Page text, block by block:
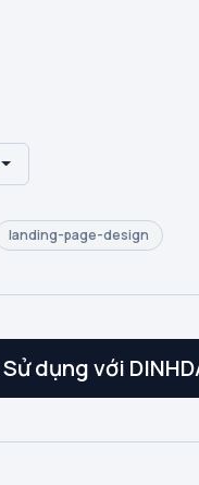
landing-page-design
Sử dụng với